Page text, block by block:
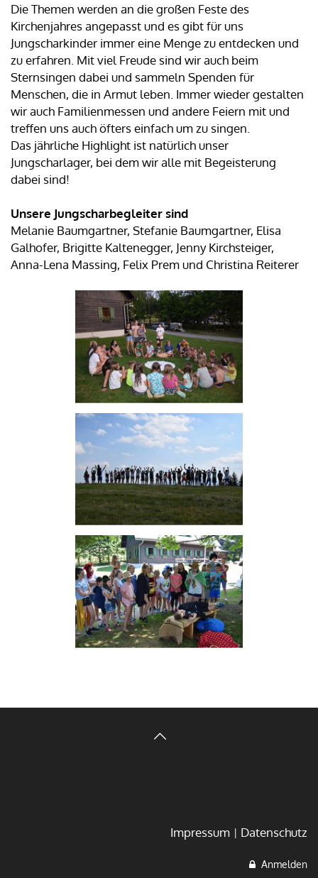
Die Themen werden an die großen Feste des
Kirchenjahres angepasst und es gibt für uns
Jungscharkinder immer eine Menge zu entdecken und
zu erfahren. Mit viel Freude sind wir auch beim
Sternsingen dabei und sammeln Spenden für
Menschen, die in Armut leben. Immer wieder gestalten
wir auch Familienmessen und andere Feiern mit und
treffen uns auch öfters einfach um zu singen.
Das jährliche Highlight ist natürlich unser
Jungscharlager, bei dem wir alle mit Begeisterung
dabei sind!
Unsere Jungscharbegleiter sind
Melanie Baumgartner, Stefanie Baumgartner, Elisa
Galhofer, Brigitte Kaltenegger, Jenny Kirchsteiger,
Anna-Lena Massing, Felix Prem und Christina Reiterer
Impressum Datenschutz
Anmelden